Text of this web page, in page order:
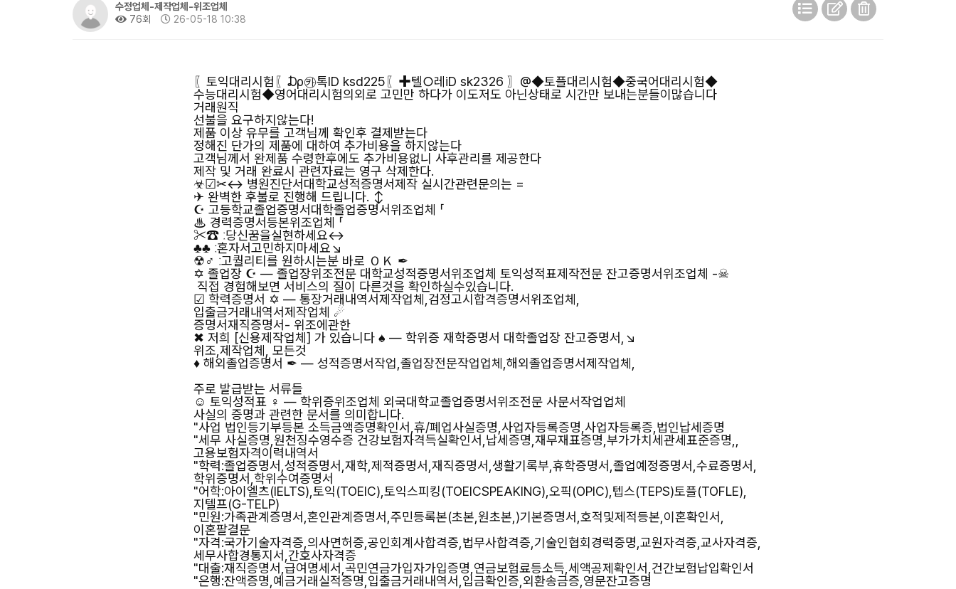
수정업체-제작업체-위조업체
76회
26-05-18 10:38
〖토익대리시험〖₯㉸톡ID ksd225〖✚텔○레iD sk2326 〗@◆토플대리시험◆중국어대리시험◆
수능대리시험◆영어대리시험의외로 고민만 하다가 이도저도 아닌상태로 시간만 보내는분들이많습니다
거래원직
선불을 요구하지않는다!
제품 이상 유무를 고객님께 확인후 결제받는다
정해진 단가의 제품에 대하여 추가비용을 하지않는다
고객님께서 완제품 수령한후에도 추가비용없니 사후관리를 제공한다
제작 및 거래 완료시 관련자료는 영구 삭제한다.
☣☑✂↔ 병원진단서대학교성적증명서제작 실시간관련문의는 =
✈ 완벽한 후불로 진행해 드립니다. ↕
☪ 고등학교졸업증명서대학졸업증명서위조업체 「
♨ 경력증명서등본위조업체 「
✂☎ ː당신꿈을실현하세요↔
♣♣ ː혼자서고민하지마세요↘
☢♂ ː고퀄리티를 원하시는분 바로 ＯＫ ✒
✡ 졸업장 ☪ — 졸업장위조전문 대학교성적증명서위조업체 토익성적표제작전문 잔고증명서위조업체 -☠
직접 경험해보면 서비스의 질이 다른것을 확인하실수있습니다.
☑ 학력증명서 ✡ — 통장거래내역서제작업체,검정고시합격증명서위조업체,
입출금거래내역서제작업체 ☄
증명서재직증명서- 위조에관한
✖ 저희 [신용제작업체] 가 있습니다 ♠ — 학위증 재학증명서 대학졸업장 잔고증명서,↘
위조,제작업체, 모든것
♦ 해외졸업증명서 ✒ — 성적증명서작업,졸업장전문작업업체,해외졸업증명서제작업체,
주로 발급받는 서류들
☺ 토익성적표 ♀ — 학위증위조업체 외국대학교졸업증명서위조전문 사문서작업업체
사실의 증명과 관련한 문서를 의미합니다.
"사업 법인등기부등본 소득금액증명확인서,휴/폐업사실증명,사업자등록증명,사업자등록증,법인납세증명
"세무 사실증명,원천징수영수증 건강보험자격득실확인서,납세증명,재무재표증명,부가가치세관세표준증명,,
고용보험자격이력내역서
"학력:졸업증명서,성적증명서,재학,제적증명서,재직증명서,생활기록부,휴학증명서,졸업예정증명서,수료증명서,
학위증명서,학위수여증명서
"어학:아이엘츠(IELTS),토익(TOEIC),토익스피킹(TOEICSPEAKING),오픽(OPIC),텝스(TEPS)토플(TOFLE),
지텔프(G-TELP)
"민원:가족관계증명서,혼인관계증명서,주민등록본(초본,원초본,)기본증명서,호적및제적등본,이혼확인서,
이혼팔결문
"자격:국가기술자격증,의사면허증,공인회계사합격증,법무사합격증,기술인협회경력증명,교원자격증,교사자격증,
세무사합경통지서,간호사자격증
"대출:재직증명서,급여명세서,곡민연금가입자가입증명,연금보험료등소득,세액공제확인서,건간보험납입확인서
"은행:잔액증명,예금거래실적증명,입출금거래내역서,입금확인증,외환송금증,영문잔고증명